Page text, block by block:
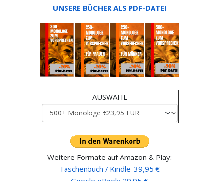
UNSERE BÜCHER ALS PDF-DATEI
AUSWAHL
Weitere Formate auf Amazon & Play:
Taschenbuch / Kindle: 39,95 €